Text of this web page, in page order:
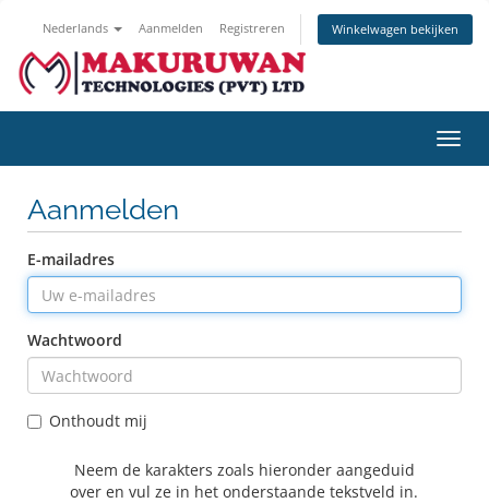
Nederlands Aanmelden Registreren Winkelwagen bekijken
in-/
Aanmelden
E-mailadres
Wachtwoord
Onthoudt mij
Neem de karakters zoals hieronder aangeduid
over en vul ze in het onderstaande tekstveld in.